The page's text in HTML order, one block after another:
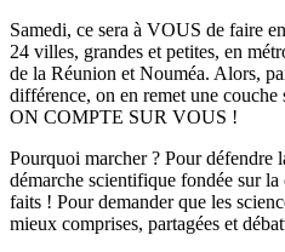
Samedi, ce sera à VOUS de faire
24 villes, grandes et petites, en
de la Réunion et Nouméa. Alors,
différence, on en remet une
ON COMPTE SUR VOUS !
Pourquoi marcher ? Pour défendre
démarche scientifique fondée sur
faits ! Pour demander que les
mieux comprises, partagées et